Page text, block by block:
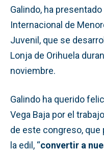
Galindo, ha
Internacional de
Juvenil, que se
Lonja de Orihuela
noviembre.
Galindo ha querido
Vega Baja por el
de este congreso,
la edil, “convertir a